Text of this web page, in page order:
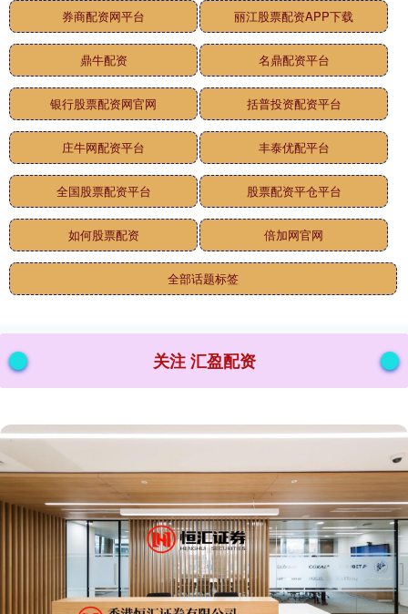
券商配资网平台 丽江股票配资APP下载
鼎牛配资 名鼎配资平台
银行股票配资网官网 括普投资配资平台
庄牛网配资平台 丰泰优配平台
全国股票配资平台 股票配资平仓平台
如何股票配资 倍加网官网
全部话题标签
关注 汇盈配资